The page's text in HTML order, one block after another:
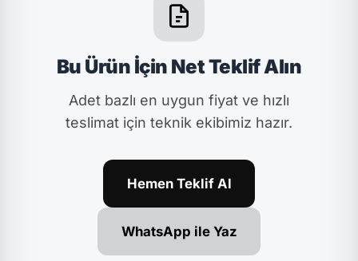
Bu Ürün İçin Net Teklif Alın
Adet bazlı en uygun fiyat ve hızlı
teslimat için teknik ekibimiz hazır.
Hemen Teklif Al
WhatsApp ile Yaz